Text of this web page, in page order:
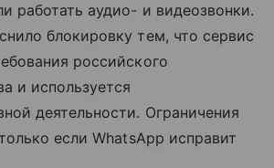
работать аудио- и видеозвонки.
блокировку тем, что сервис
российского
и используется
деятельности. Ограничения
если WhatsApp исправит